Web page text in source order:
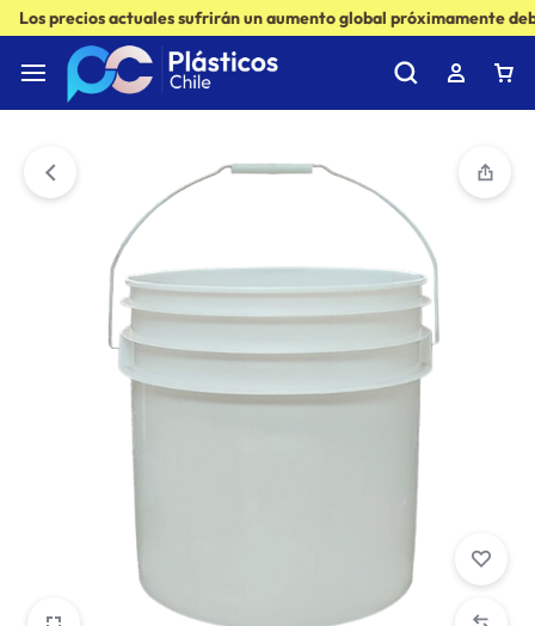
Los precios actuales sufrirán un aumento global próximamente